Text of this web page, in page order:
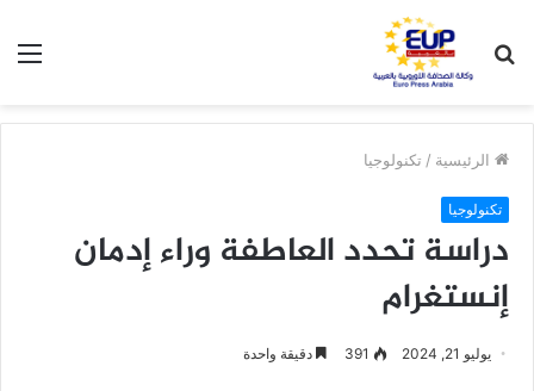
عن
الرئيسية / تكنولوجيا
تكنولوجيا
دراسة تحدد العاطفة وراء إدمان
إنستغرام
يوليو 21, 2024 391 دقيقة واحدة